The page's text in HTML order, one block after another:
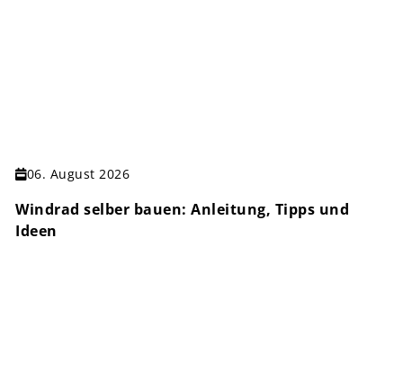
06. August 2026
Windrad selber bauen: Anleitung, Tipps und
Ideen